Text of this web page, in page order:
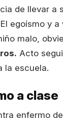
de llevar a
egoísmo y
malo,
Acto
la escuela.
a clase
enfermo